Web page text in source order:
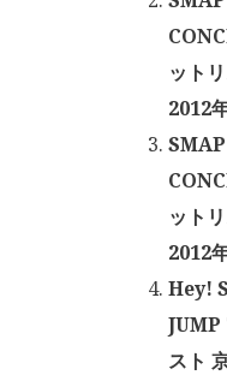
ット
2012
ット
2012
Hey!
JUMP
スト